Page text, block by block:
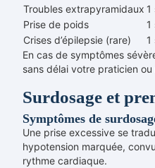
Troubles extrapyramidaux 1
Prise de poids
1
Crises d’épilepsie (rare)
1
En cas de symptômes
sans délai votre praticien
Surdosage et
Symptômes de
Une prise excessive se
hypotension marquée,
rythme cardiaque.